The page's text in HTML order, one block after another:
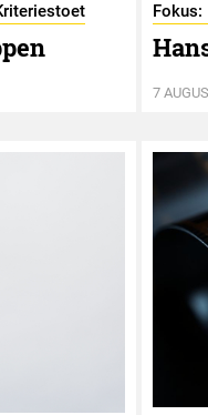
Fokus:
7